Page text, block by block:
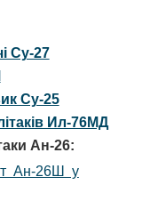
Су-27
Су-25
Ил-76МД
Ан-26:
Ан-26Ш у